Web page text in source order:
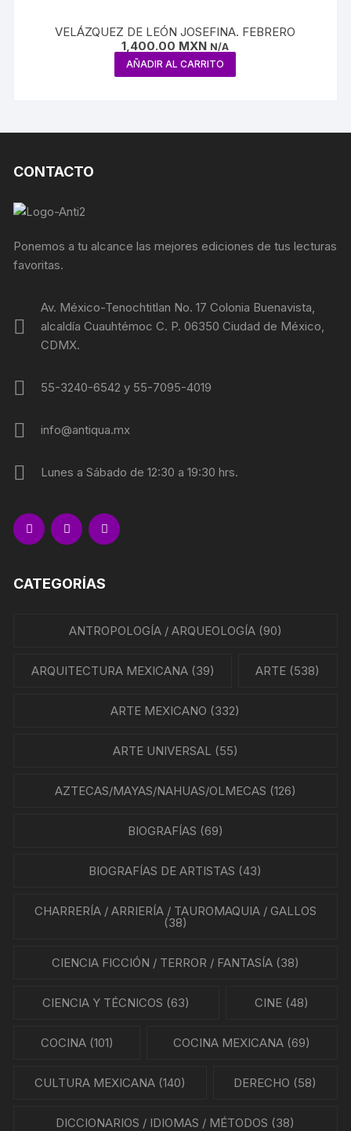
VELÁZQUEZ DE LEÓN JOSEFINA. FEBRERO
1,400.00 MXN N/A
AÑADIR AL CARRITO
CONTACTO
Ponemos a tu alcance las mejores ediciones de tus lecturas
favoritas.
Av. México-Tenochtitlan No. 17 Colonia Buenavista,
alcaldía Cuauhtémoc C. P. 06350 Ciudad de México,
CDMX.
55-3240-6542 y 55-7095-4019
info@antiqua.mx
Lunes a Sábado de 12:30 a 19:30 hrs.
CATEGORÍAS
ANTROPOLOGÍA / ARQUEOLOGÍA(90)
ARQUITECTURA MEXICANA(39) ARTE (538)
ARTE MEXICANO (332)
ARTE UNIVERSAL (55)
AZTECAS/MAYAS/NAHUAS/OLMECAS (126)
BIOGRAFÍAS (69)
BIOGRAFÍAS DE ARTISTAS (43)
CHARRERÍA / ARRIERÍA / TAUROMAQUIA / GALLOS
(38)
CIENCIA FICCIÓN / TERROR / FANTASÍA(38)
CIENCIA Y TÉCNICOS (63) CINE(48)
COCINA(101) COCINA MEXICANA (69)
CULTURA MEXICANA(140) DERECHO (58)
DICCIONARIOS / IDIOMAS / MÉTODOS (38)